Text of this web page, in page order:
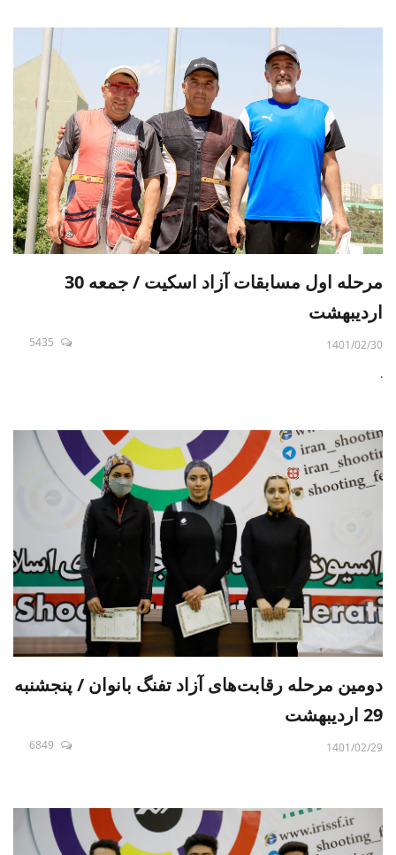
مرحله اول مسابقات آزاد اسکیت / جمعه 30
اردیبهشت
1401/02/30
5435
.
دومین مرحله رقابت‌های آزاد تفنگ بانوان / پنجشنبه
29 اردیبهشت
1401/02/29
6849